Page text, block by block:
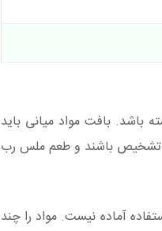
بافت مواد میانی باید
تشخیص باشند و طعم ملس رب
آماده نیست. مواد را چند